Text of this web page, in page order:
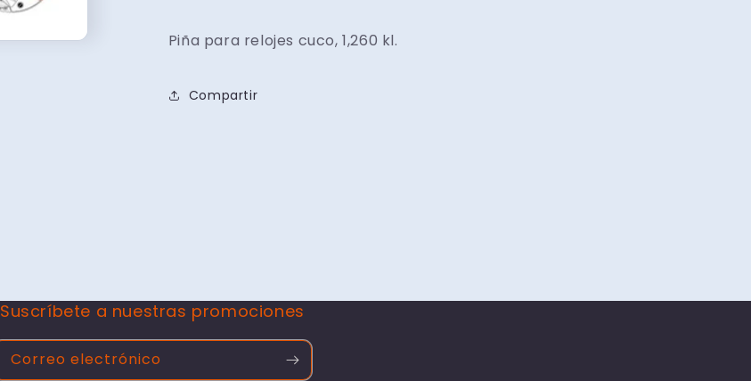
Piña para relojes cuco, 1,260 kl.
Compartir
Suscríbete a nuestras promociones
Correo electrónico